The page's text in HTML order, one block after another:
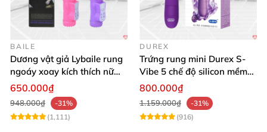
BAILE
Dương vật giả Lybaile rung
ngoáy xoay kích thích nữ
thủ dâm
650.000₫
948.000₫
-31%
(1,111)
DUREX
Trứng rung mini Durex S-
Vibe 5 chế độ silicon mềm
mịn cao cấp
800.000₫
1.159.000₫
-31%
(916)